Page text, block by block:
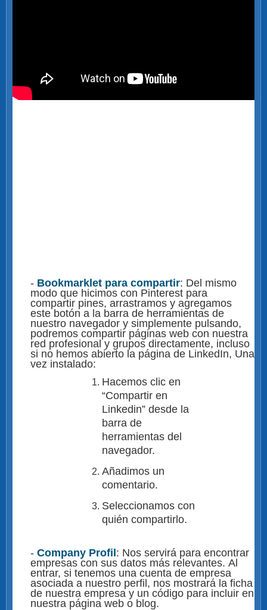
- Bookmarklet para compartir: Del mismo
modo que hicimos con Pinterest para
compartir pines, arrastramos y agregamos
este botón a la barra de herramientas de
nuestro navegador y simplemente pulsando,
podremos compartir páginas web con nuestra
red profesional y grupos directamente, incluso
si no hemos abierto la página de LinkedIn, Una
vez instalado:
Hacemos clic en
“Compartir en
Linkedin” desde la
barra de
herramientas del
navegador.
Añadimos un
comentario.
Seleccionamos con
quién compartirlo.
- Company Profil: Nos servirá para encontrar
empresas con sus datos más relevantes. Al
entrar, si tenemos una cuenta de empresa
asociada a nuestro perfil, nos mostrará la ficha
de nuestra empresa y un código para incluir en
nuestra página web o blog.